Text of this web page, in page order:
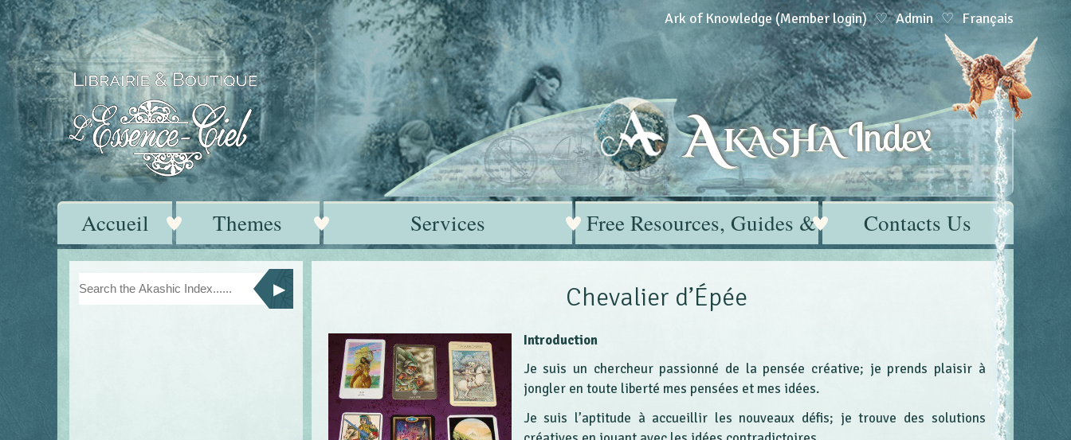
Ark of Knowledge (Member login) Admin Français
AKASHAIndex
Accueil Themes Services Free Resources, Guides & Tips Contacts Us
Chevalier d’Épée
Introduction
Je suis un chercheur passionné de la pensée créative; je prends plaisir à
jongler en toute liberté mes pensées et mes idées.
Je suis l’aptitude à accueillir les nouveaux défis; je trouve des solutions